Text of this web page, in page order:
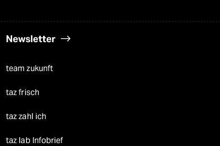
Newsletter
team zukunft
taz frisch
taz zahl ich
taz lab Infobrief